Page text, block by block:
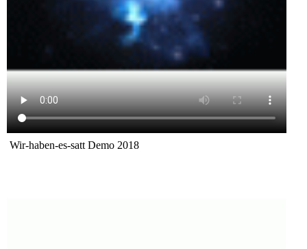
Wir-haben-es-satt Demo 2018